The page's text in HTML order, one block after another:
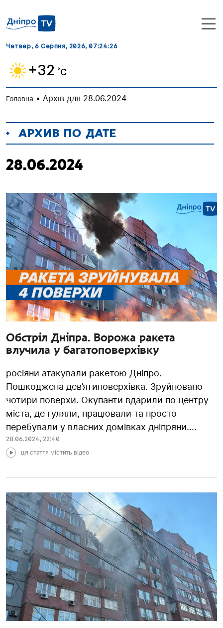
Четвер, 6 Серпня, 2026, 07:24:27
+32 ˚C
Головна • Архів для 28.06.2024
АРХИВ ПО ДАТЕ
28.06.2024
Обстріл Дніпра. Ворожа ракета
влучила у багатоповерхівку
росіяни атакували ракетою Дніпро.
Пошкоджена дев’ятиповерхівка. Зруйновано
чотири поверхи. Окупанти вдарили по центру
міста, де гуляли, працювали та просто
перебували у власних домівках дніпряни....
28.06.2024, 22:40
ця стаття містить відео